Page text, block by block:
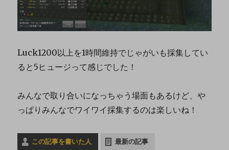
Luck1200以上を1時間維持でじゃがいも採集してい
ると5ヒュージって感じでした！
みんなで取り合いになっちゃう場面もあるけど、や
っぱりみんなでワイワイ採集するのは楽しいね！
この記事を書いた人 最新の記事